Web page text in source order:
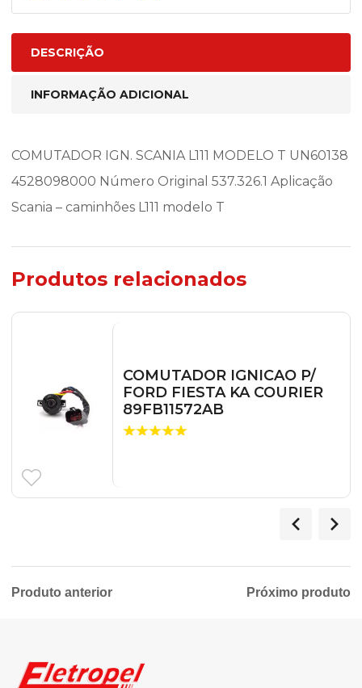
DESCRIÇÃO
INFORMAÇÃO ADICIONAL
COMUTADOR IGN. SCANIA L111 MODELO T UN60138
4528098000 Número Original 537.326.1 Aplicação
Scania – caminhões L111 modelo T
Produtos relacionados
COMUTADOR IGNICAO P/
FORD FIESTA KA COURIER
89FB11572AB
Produto anterior Próximo produto